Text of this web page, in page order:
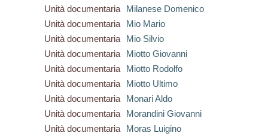
Unità documentaria
Milanese Domenico
Unità documentaria
Mio Mario
Unità documentaria
Mio Silvio
Unità documentaria
Miotto Giovanni
Unità documentaria
Miotto Rodolfo
Unità documentaria
Miotto Ultimo
Unità documentaria
Monari Aldo
Unità documentaria
Morandini Giovanni
Unità documentaria
Moras Luigino